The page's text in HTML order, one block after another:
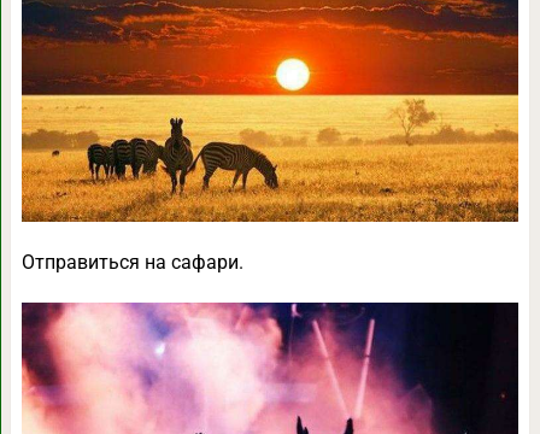
Отправиться на сафари.